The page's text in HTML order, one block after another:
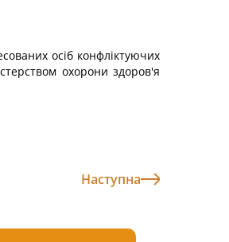
осіб конфліктуючих
охорони здоров'я
Наступна